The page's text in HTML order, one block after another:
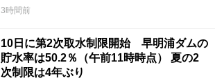
3時間前
10日に第2次取水制限開始 早明浦ダムの
貯水率は50.2％（午前11時時点） 夏の2
次制限は4年ぶり